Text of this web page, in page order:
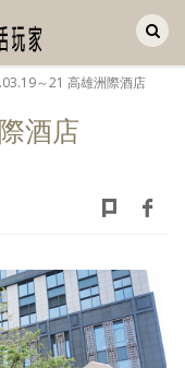
～21 高雄洲際酒店
酒店